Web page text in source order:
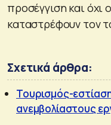
προσέγγιση και όχι
καταστρέφουν τον
Σχετικά άρθρα:
Τουρισμός-
ανεμβολίαστους